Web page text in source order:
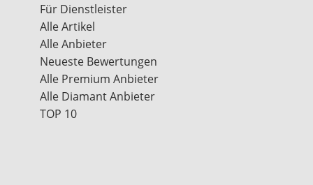
Für Dienstleister
Alle Artikel
Alle Anbieter
Neueste Bewertungen
Alle Premium Anbieter
Alle Diamant Anbieter
TOP 10